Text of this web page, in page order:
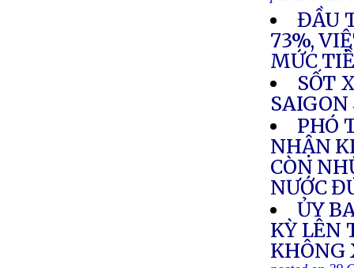
ĐẦU
73%,
MỨC
SỐT
SAIGON
PHÓ
NHẬN
CÒN
NƯỚC
ỦY
KỲ LÊN
KHÔNG